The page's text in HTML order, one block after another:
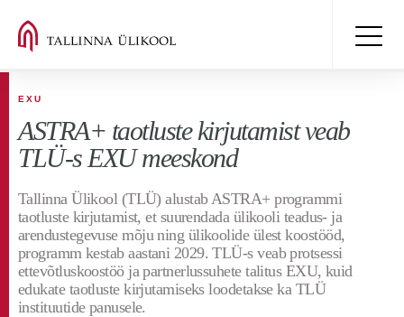
EXU
ASTRA+ taotluste kirjutamist veab
TLÜ-s EXU meeskond
Tallinna Ülikool (TLÜ) alustab ASTRA+ programmi
taotluste kirjutamist, et suurendada ülikooli teadus- ja
arendustegevuse mõju ning ülikoolide ülest koostööd,
programm kestab aastani 2029. TLÜ-s veab protsessi
ettevõtluskoostöö ja partnerlussuhete talitus EXU, kuid
edukate taotluste kirjutamiseks loodetakse ka TLÜ
instituutide panusele.